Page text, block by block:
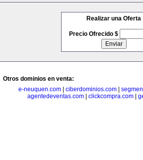
Realizar una Oferta
Precio Ofrecido $
Otros dominios en venta:
e-neuquen.com
ciberdominios.com
agentedeventas.com| clickcompra.com|